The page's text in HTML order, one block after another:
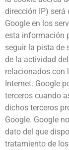
dirección IP)
Google en los
esta información
seguir la pista de
de la actividad
relacionados con
Internet. Google
terceros cuando
dichos terceros
Google. Google
dato del que
tratamiento de